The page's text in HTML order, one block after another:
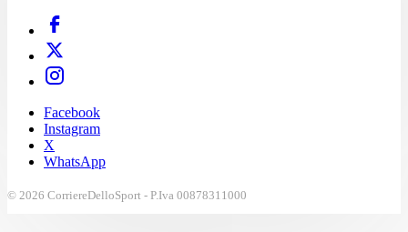
Facebook
Instagram
X
WhatsApp
© 2026 CorriereDelloSport - P.Iva 00878311000